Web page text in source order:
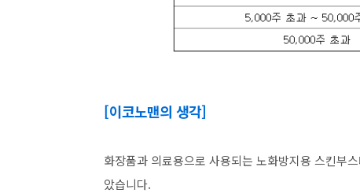
[이코노맨의 생각]
화장품과 의료용으로 사용되는 노화방지용 스킨부
았습니다.